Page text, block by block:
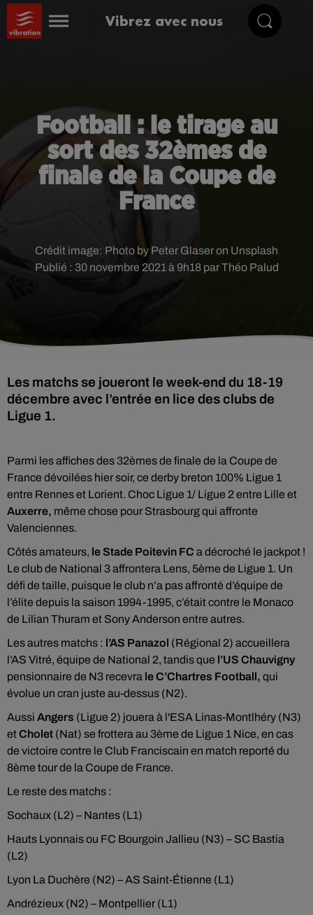
Vibrez avec nous
Football : le tirage au
sort des 32èmes de
finale de la Coupe de
France
Publié : 30 novembre 2021 à 9h18 par Théo Palud
Crédit image: Photo by Peter Glaser on Unsplash
Les matchs se joueront le week-end du 18-19
décembre avec l’entrée en lice des clubs de
Ligue 1.
Parmi les affiches des 32èmes de finale de la Coupe de
France dévoilées hier soir, ce derby breton 100% Ligue 1
entre Rennes et Lorient. Choc Ligue 1/ Ligue 2 entre Lille et
Auxerre, même chose pour Strasbourg qui affronte
Valenciennes.
Côtés amateurs, le Stade Poitevin FC a décroché le jackpot !
Le club de National 3 affrontera Lens, 5ème de Ligue 1. Un
défi de taille, puisque le club n’a pas affronté d’équipe de
l’élite depuis la saison 1994-1995, c’était contre le Monaco
de Lilian Thuram et Sony Anderson entre autres.
Les autres matchs : l’AS Panazol (Régional 2) accueillera
l’AS Vitré, équipe de National 2, tandis que l’US Chauvigny
pensionnaire de N3 recevra le C’Chartres Football, qui
évolue un cran juste au-dessus (N2).
Aussi Angers (Ligue 2) jouera à l'ESA Linas-Montlhéry (N3)
etCholet (Nat) se frottera au 3ème de Ligue 1 Nice, en cas
de victoire contre le Club Franciscain en match reporté du
8ème tour de la Coupe de France.
Le reste des matchs :
Sochaux (L2) – Nantes (L1)
Hauts Lyonnais ou FC Bourgoin Jallieu (N3) – SC Bastia
(L2)
Lyon La Duchère (N2) – AS Saint-Étienne (L1)
Andrézieux (N2) – Montpellier (L1)